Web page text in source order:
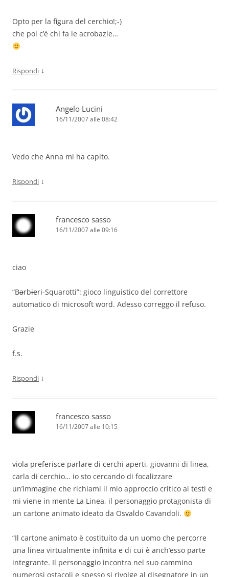
Opto per la figura del cerchio!;-)
che poi c’è chi fa le acrobazie…
Rispondi ↓
Angelo Lucini
16/11/2007 alle 08:42
Vedo che Anna mi ha capito.
Rispondi ↓
francesco sasso
16/11/2007 alle 09:16
ciao
“Barbieri-Squarotti”: gioco linguistico del correttore
automatico di microsoft word. Adesso correggo il refuso.
Grazie
f.s.
Rispondi ↓
francesco sasso
16/11/2007 alle 10:15
viola preferisce parlare di cerchi aperti, giovanni di linea,
carla di cerchio… io sto cercando di focalizzare
un’immagine che richiami il mio approccio critico ai testi e
mi viene in mente La Linea, il personaggio protagonista di
un cartone animato ideato da Osvaldo Cavandoli.
“Il cartone animato è costituito da un uomo che percorre
una linea virtualmente infinita e di cui è anch’esso parte
integrante. Il personaggio incontra nel suo cammino
numerosi ostacoli e spesso si rivolge al disegnatore in un